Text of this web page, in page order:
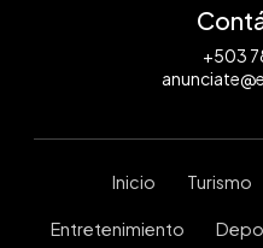
+503
Inicio Turismo
Entretenimiento